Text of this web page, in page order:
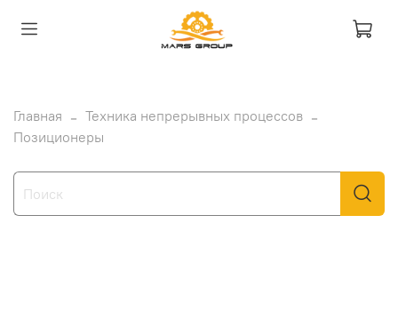
Главная
Техника непрерывных процессов
Позиционеры